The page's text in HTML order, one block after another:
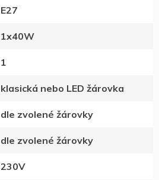
E27
1x40W
1
klasická nebo LED žárovka
dle zvolené žárovky
dle zvolené žárovky
230V